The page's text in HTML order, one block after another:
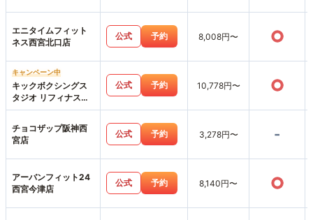
エニタイムフィット
ネス西宮北口店
公式 予約 8,008円〜 ○
キャンペーン中
キックボクシングス
タジオ リフィナス西
宮北口店
公式 予約 10,778円〜 ○
チョコザップ阪神西
宮店
公式 予約 3,278円〜 -
アーバンフィット24
西宮今津店
公式 予約 8,140円〜 ○